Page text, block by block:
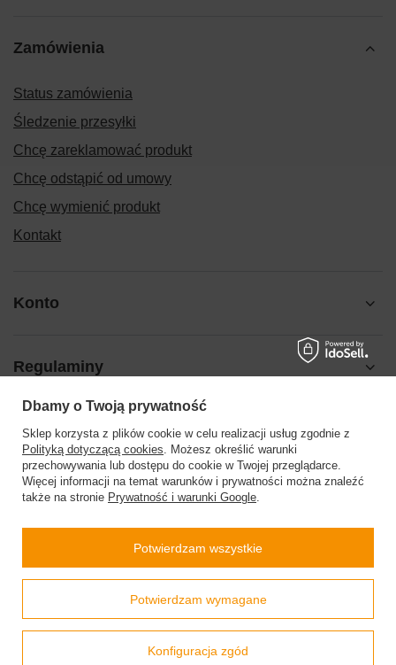
Zamówienia
Status zamówienia
Śledzenie przesyłki
Chcę zareklamować produkt
Chcę odstąpić od umowy
Chcę wymienić produkt
Kontakt
Konto
Regulaminy
Pomoc
504199123 sklep@barberinis.pl
,32-087Bibice
W sklepie prezentujemy ceny brutto (z VAT).
Stawki VAT dla konsumentów z kraju:Polska.
Dbamy o Twoją prywatność
Sklep korzysta z plików cookie w celu realizacji usług zgodnie z
Polityką dotyczącą cookies. Możesz określić warunki
przechowywania lub dostępu do cookie w Twojej przeglądarce.
Więcej informacji na temat warunków i prywatności można znaleźć
także na stronie Prywatność i warunki Google.
Potwierdzam wymagane
Konfiguracja zgód
Potwierdzam wszystkie